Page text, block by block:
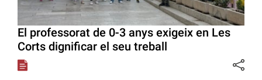
El professorat de 0-3 anys exigeix en Les
Corts dignificar el seu treball